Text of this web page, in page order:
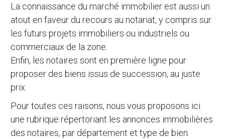
La connaissance du marché immobilier est aussi un
atout en faveur du recours au notariat, y compris sur
les futurs projets immobiliers ou industriels ou
commerciaux de la zone.
Enfin, les notaires sont en première ligne pour
proposer des biens issus de succession, au juste
prix.
Pour toutes ces raisons, nous vous proposons ici
une rubrique répertoriant les annonces immobilières
des notaires, par département et type de bien.